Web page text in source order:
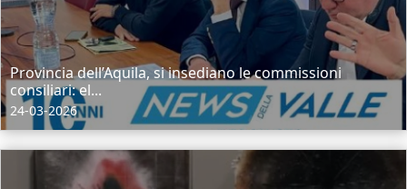
Provincia dell’Aquila, si insediano le commissioni
consiliari: el...
24-03-2026